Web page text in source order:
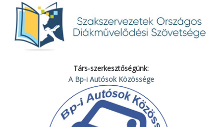
Társ-szerkesztőségünk:
A Bp-i Autósok Közössége